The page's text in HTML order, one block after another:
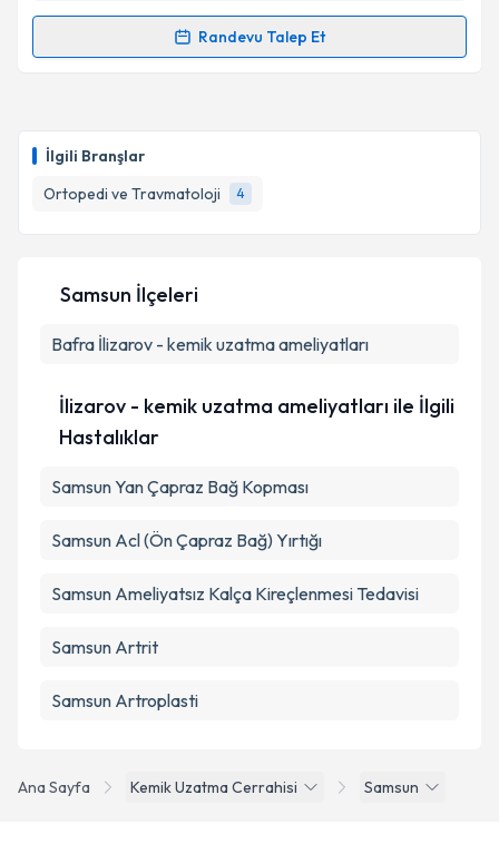
İlgili Branşlar
Ortopedi ve Travmatoloji
4
kapsamda işlenmesini kabul ediyorum.
Randevu Talep Et
Randevu Takvimi Talebi
takvim hazırlandığında e-posta ile bilgilendireceğiz.
Metni'ni okudum ve kişisel verilerimin belirtilen
Ana Sayfa Kemik Uzatma Cerrahisi Samsun
Samsun İlçeleri
Bafra İlizarov - kemik uzatma ameliyatları
İlizarov - kemik uzatma ameliyatları ile İlgili
Hastalıklar
Samsun Yan Çapraz Bağ Kopması
Samsun Acl (Ön Çapraz Bağ) Yırtığı
Samsun Ameliyatsız Kalça Kireçlenmesi Tedavisi
Samsun Artrit
Samsun Artroplasti